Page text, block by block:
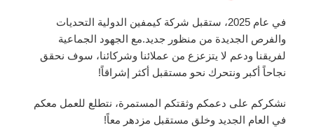
في عام 2025، ستقبل شركة كيمفين الدولية التحديات
والفرص الجديدة من منظور جديد.مع الجهود الجماعية
لفريقنا ودعم لا يتزعزع من عملائنا وشركائنا، سوف نحقق
نجاحاً أكبر ونتحرك نحو مستقبل أكثر إشراقاً!
نشكركم على دعمكم وثقتكم المستمرة، نتطلع للعمل معكم
في العام الجديد وخلق مستقبل مزدهر معاً!